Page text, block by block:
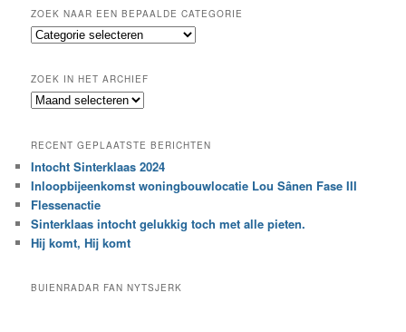
k
e
n
ZOEK NAAR EEN BEPAALDE CATEGORIE
Z
k
n
e
e
n
b
e
a
ZOEK IN HET ARCHIEF
Z
k
i
n
h
e
t
c
RECENT GEPLAATSTE BERICHTEN
Intocht Sinterklaas 2024
Inloopbijeenkomst woningbouwlocatie Lou Sânen Fase III
Flessenactie
Sinterklaas intocht gelukkig toch met alle pieten.
Hij komt, Hij komt
BUIENRADAR FAN NYTSJERK